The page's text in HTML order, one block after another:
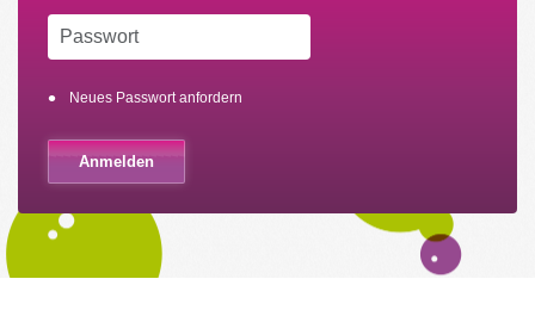
Neues Passwort anfordern